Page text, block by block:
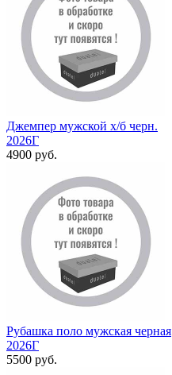
Джемпер мужской х/б черн.
2026Г
4900 руб.
Рубашка поло мужская черная
2026Г
5500 руб.